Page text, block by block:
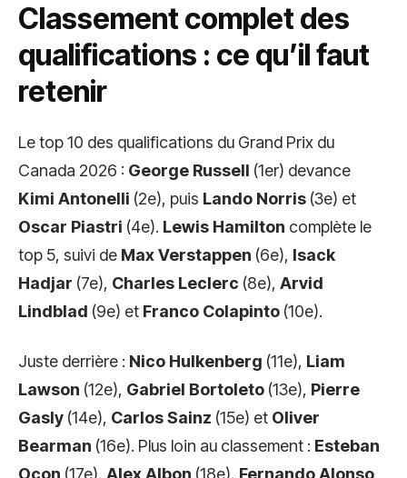
Classement complet des
qualifications : ce qu’il faut
retenir
Le top 10 des qualifications du Grand Prix du
Canada 2026 : George Russell (1er) devance
Kimi Antonelli (2e), puis Lando Norris (3e) et
Oscar Piastri (4e). Lewis Hamilton complète le
top 5, suivi de Max Verstappen (6e), Isack
Hadjar (7e), Charles Leclerc (8e), Arvid
Lindblad (9e) et Franco Colapinto (10e).
Juste derrière : Nico Hulkenberg (11e), Liam
Lawson (12e), Gabriel Bortoleto (13e), Pierre
Gasly (14e), Carlos Sainz (15e) et Oliver
Bearman (16e). Plus loin au classement : Esteban
Ocon (17e), Alex Albon (18e), Fernando Alonso